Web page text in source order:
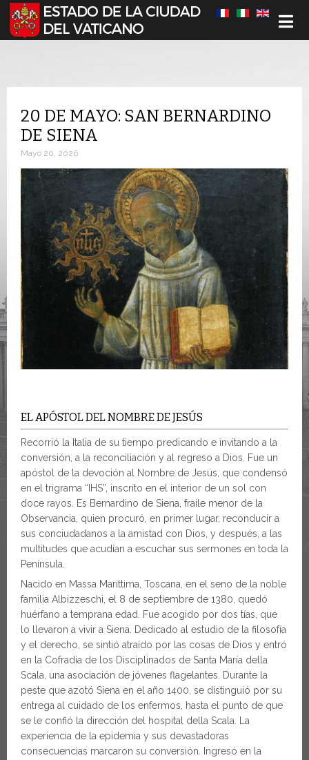
Seleccione su idioma
20 DE MAYO: SAN BERNARDINO
DE SIENA
Mayo 20, 2026
EL APÓSTOL DEL NOMBRE DE JESÚS
Recorrió la Italia de su tiempo predicando e invitando a la
conversión, a la reconciliación y al regreso a Dios. Fue un
apóstol de la devoción al Nombre de Jesús, que condensó
en el trigrama “IHS”, inscrito en el interior de un sol con
doce rayos. Es Bernardino de Siena, fraile menor de la
Observancia, quien procuró, en primer lugar, reconducir a
sus conciudadanos a la amistad con Dios, y después, a las
multitudes que acudían a escuchar sus sermones en toda la
Península.
Nacido en Massa Marittima, Toscana, en el seno de la noble
familia Albizzeschi, el 8 de septiembre de 1380, quedó
huérfano a temprana edad. Fue acogido por dos tías, que
lo llevaron a vivir a Siena. Dedicado al estudio de la filosofía
y el derecho, se sintió atraído por las cosas de Dios y entró
en la Cofradía de los Disciplinados de Santa María della
Scala, una asociación de jóvenes flagelantes. Durante la
peste que azotó Siena en el año 1400, se distinguió por su
entrega al cuidado de los enfermos, hasta el punto de que
se le confió la dirección del hospital della Scala. La
experiencia de la epidemia y sus devastadoras
consecuencias marcaron su conversión. Ingresó en la